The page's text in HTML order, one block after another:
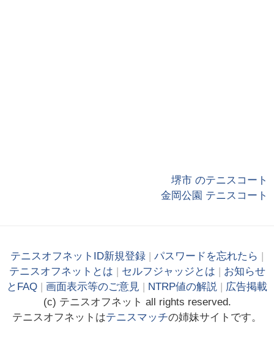
堺市 のテニスコート
金岡公園 テニスコート
テニスオフネットID新規登録 | パスワードを忘れたら |
テニスオフネットとは | セルフジャッジとは | お知らせ
とFAQ | 画面表示等のご意見 | NTRP値の解説 | 広告掲載
(c) テニス オフネット all rights reserved.
テニスオフネットはテニスマッチの姉妹サイトです。